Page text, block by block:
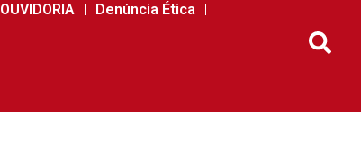
OUVIDORIA Denúncia Ética